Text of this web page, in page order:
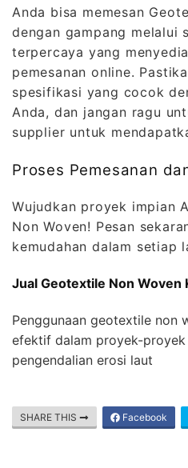
Anda bisa memesan
dengan gampang melalui
terpercaya yang
pemesanan online.
spesifikasi yang cocok
Anda, dan jangan ragu
supplier untuk
Proses Pemesanan
Wujudkan proyek impian
Non Woven! Pesan
kemudahan dalam setiap
Jual Geotextile Non Woven
Penggunaan geotextile non
efektif dalam proyek-
pengendalian erosi laut
SHARE THIS Facebook